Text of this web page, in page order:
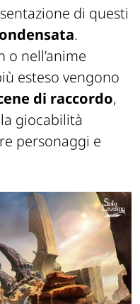
di questi
.
o nell’anime
esteso vengono
di raccordo,
giocabilità
personaggi e